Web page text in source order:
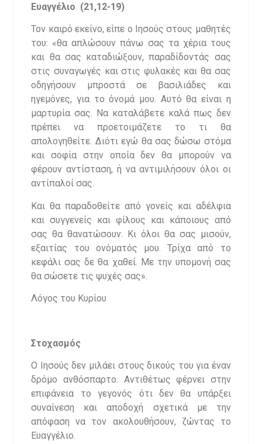
Ευαγγέλιο (21,12-19)
Τον καιρό εκείνο, είπε ο Ιησούς στους μαθητές
του: «θα απλώσουν πάνω σας τα χέρια τους
και θα σας καταδιώξουν, παραδίδοντάς σας
στις συναγωγές και στις φυλακές και θα σας
οδηγήσουν μπροστά σε βασιλιάδες και
ηγεμόνες, για το όνομά μου. Αυτό θα είναι η
μαρτυρία σας. Να καταλάβετε καλά πως δεν
πρέπει να προετοιμάζετε το τι θα
απολογηθείτε. Διότι εγώ θα σας δώσω στόμα
και σοφία στην οποία δεν θα μπορούν να
φέρουν αντίσταση, ή να αντιμιλήσουν όλοι οι
αντίπαλοί σας.
Και θα παραδοθείτε από γονείς και αδέλφια
και συγγενείς και φίλους και κάποιους από
σας θα θανατώσουν. Κι όλοι θα σας μισούν,
εξαιτίας του ονόματός μου. Τρίχα από το
κεφάλι σας δε θα χαθεί. Με την υπομονή σας
θα σώσετε τις ψυχές σας».
Λόγος του Κυρίου
Στοχασμός
Ο Ιησούς δεν μιλάει στους δικούς του για έναν
δρόμο ανθόσπαρτο. Αντιθέτως φέρνει στην
επιφάνεια το γεγονός ότι δεν θα υπάρξει
συναίνεση και αποδοχή σχετικά με την
απόφαση να τον ακολουθήσουν, ζώντας το
Ευαγγέλιο.